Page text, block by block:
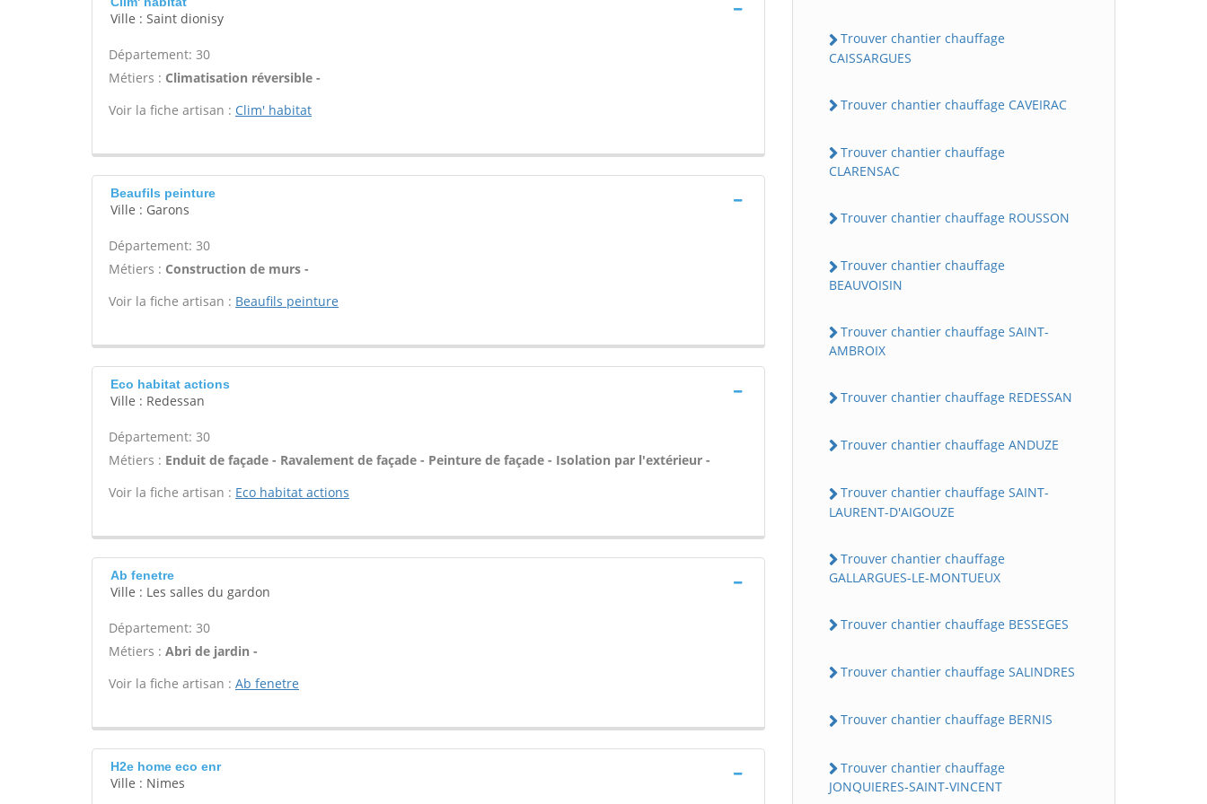
Ville : Saint dionisy
Département: 30
Métiers : Climatisation réversible -
Voir la fiche artisan : Clim' habitat
Beaufils peinture
Ville : Garons
Département: 30
Métiers : Construction de murs -
Voir la fiche artisan : Beaufils peinture
Eco habitat actions
Ville : Redessan
Département: 30
Métiers : Enduit de façade - Ravalement de façade - Peinture de façade - Isolation par l'extérieur -
Voir la fiche artisan : Eco habitat actions
Ab fenetre
Ville : Les salles du gardon
Département: 30
Métiers : Abri de jardin -
Voir la fiche artisan : Ab fenetre
H2e home eco enr
Ville : Nimes
Trouver chantier chauffage
CAISSARGUES
Trouver chantier chauffage CAVEIRAC
Trouver chantier chauffage
CLARENSAC
Trouver chantier chauffage ROUSSON
Trouver chantier chauffage
BEAUVOISIN
Trouver chantier chauffage SAINT-
AMBROIX
Trouver chantier chauffage REDESSAN
Trouver chantier chauffage ANDUZE
Trouver chantier chauffage SAINT-
LAURENT-D'AIGOUZE
Trouver chantier chauffage
GALLARGUES-LE-MONTUEUX
Trouver chantier chauffage BESSEGES
Trouver chantier chauffage SALINDRES
Trouver chantier chauffage BERNIS
Trouver chantier chauffage
JONQUIERES-SAINT-VINCENT